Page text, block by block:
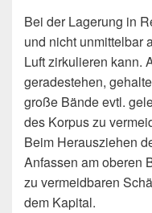
Bei der Lagerung in
und nicht unmittelbar
Luft zirkulieren kann.
geradestehen,
große Bände evtl.
des Korpus zu
Beim Herausziehen
Anfassen am oberen
zu vermeidbaren
dem Kapital.